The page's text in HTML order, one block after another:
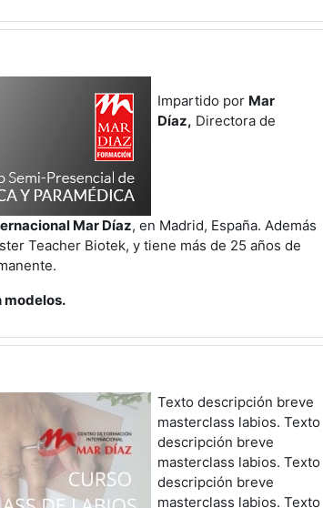
Impartido por Mar
Díaz, Directora de
Mar Díaz, en Madrid, España. Además
Teacher Biotek, y tiene más de 25 años de
modelos.
Texto descripción breve
masterclass labios. Texto
descripción breve
masterclass labios. Texto
descripción breve
masterclass labios. Texto